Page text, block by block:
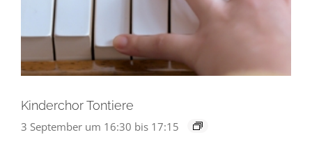
Kinderchor Tontiere
3 September um 16:30 bis 17:15